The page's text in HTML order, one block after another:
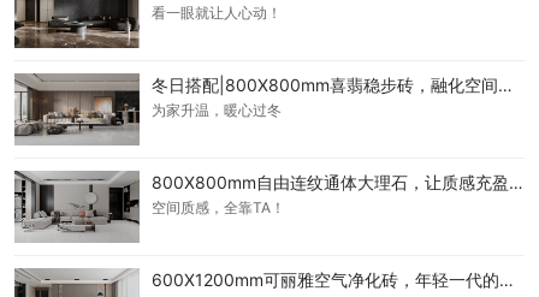
看一眼就让人心动！
冬日搭配|800X800mm喜翡稳步砖，融化空间的温暖感
为家升温，暖心过冬
800X800mm自由连纹通体大理石，让质感充盈整个空间
空间质感，全靠TA！
600X1200mm可丽雅空气净化砖，年轻一代的家居宠儿